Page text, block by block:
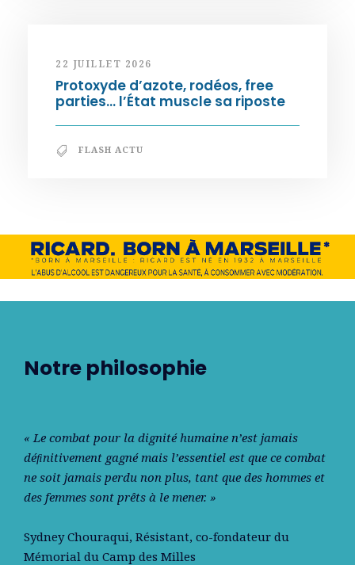
22 JUILLET 2026
Protoxyde d’azote, rodéos, free
parties… l’État muscle sa riposte
FLASH ACTU
Notre philosophie
« Le combat pour la dignité humaine n’est jamais
déﬁnitivement gagné mais l’essentiel est que ce combat
ne soit jamais perdu non plus, tant que des hommes et
des femmes sont prêts à le mener. »
Sydney Chouraqui, Résistant, co-fondateur du
Mémorial du Camp des Milles